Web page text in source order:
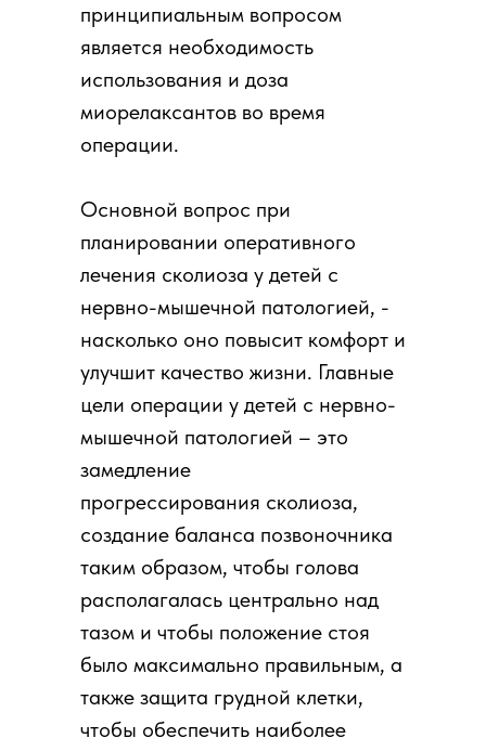
принципиальным вопросом
является необходимость
использования и доза
миорелаксантов во время
операции.
Основной вопрос при
планировании оперативного
лечения сколиоза у детей с
нервно-мышечной патологией, -
насколько оно повысит комфорт и
улучшит качество жизни. Главные
цели операции у детей с нервно-
мышечной патологией – это
замедление
прогрессирования сколиоза,
создание баланса позвоночника
таким образом, чтобы голова
располагалась центрально над
тазом и чтобы положение стоя
было максимально правильным, а
также защита грудной клетки,
чтобы обеспечить наиболее